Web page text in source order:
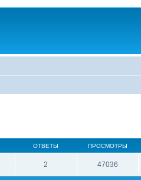
ОТВЕТЫ ПРОСМОТРЫ
2 47036